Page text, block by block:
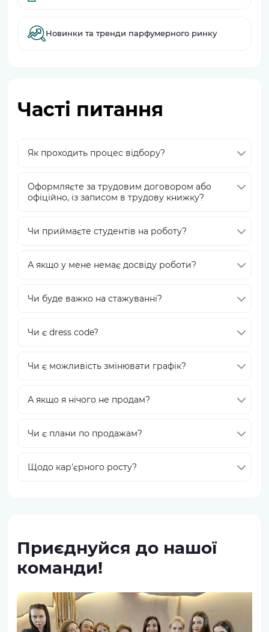
Новинки та тренди парфумерного ринку
Часті питання
Як проходить процес відбору?
Оформляєте за трудовим договором або
офіційно, із записом в трудову книжку?
Чи приймаєте студентів на роботу?
А якщо у мене немає досвіду роботи?
Чи буде важко на стажуванні?
Чи є dress code?
Чи є можливість змінювати графік?
А якщо я нічого не продам?
Чи є плани по продажам?
Щодо кар'єрного росту?
Приєднуйся до нашої
команди!